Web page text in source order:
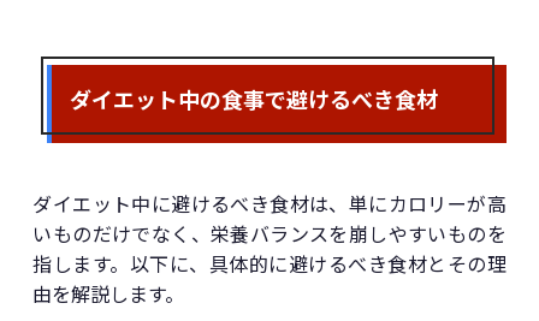
ダイエット中の食事で避けるべき食材
ダイエット中に避けるべき食材は、単にカロリーが高
いものだけでなく、栄養バランスを崩しやすいものを
指します。以下に、具体的に避けるべき食材とその理
由を解説します。